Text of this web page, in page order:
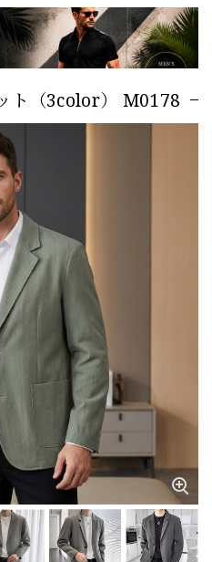
ト（3color） M0178